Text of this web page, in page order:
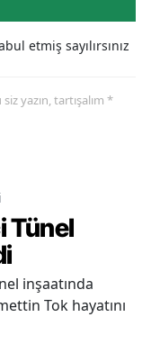
etmiş sayılırsınız
yazın, tartışalım *
Tünel
inşaatında
Tok hayatını